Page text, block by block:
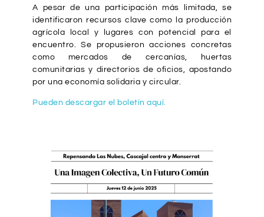
A pesar de una participación más limitada, se
identificaron recursos clave como la producción
agrícola local y lugares con potencial para el
encuentro. Se propusieron acciones concretas
como mercados de cercanías, huertas
comunitarias y directorios de oficios, apostando
por una economía solidaria y circular.
Pueden descargar el boletín aquí.